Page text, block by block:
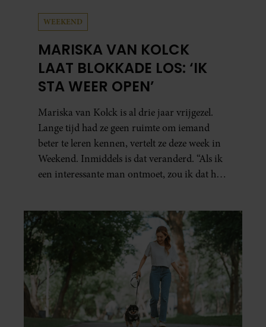
WEEKEND
MARISKA VAN KOLCK
LAAT BLOKKADE LOS: ‘IK
STA WEER OPEN’
Mariska van Kolck is al drie jaar vrijgezel.
Lange tijd had ze geen ruimte om iemand
beter te leren kennen, vertelt ze deze week in
Weekend. Inmiddels is dat veranderd. “Als ik
een interessante man ontmoet, zou ik dat heel